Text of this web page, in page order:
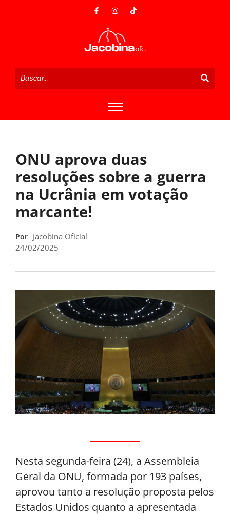
ONU aprova duas
resoluções sobre a guerra
na Ucrânia em votação
marcante!
Por Jacobina Oficial
24/02/2025
Nesta segunda-feira (24), a Assembleia
Geral da ONU, formada por 193 países,
aprovou tanto a resolução proposta pelos
Estados Unidos quanto a apresentada